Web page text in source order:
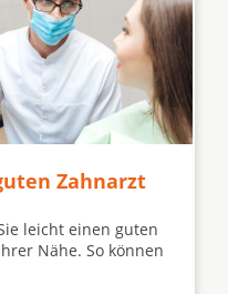
Zahnarzt
leicht einen guten
Nähe. So können